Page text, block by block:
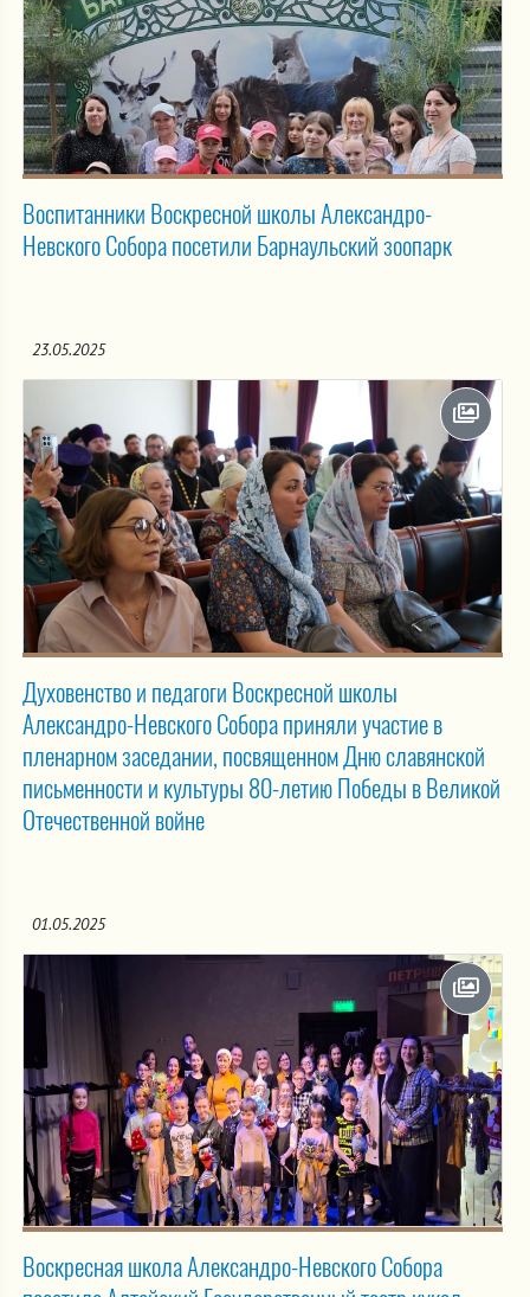
Воспитанники Воскресной школы Александро-
Невского Собора посетили Барнаульский зоопарк
23.05.2025
Духовенство и педагоги Воскресной школы
Александро-Невского Собора приняли участие в
пленарном заседании, посвященном Дню славянской
письменности и культуры 80-летию Победы в Великой
Отечественной войне
01.05.2025
Воскресная школа Александро-Невского Собора